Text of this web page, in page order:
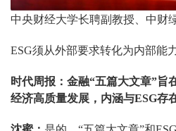
中央财经大学长聘副教授、中财
ESG须从外部要求转化为内部能
时代周报：金融“五篇大文章”旨
经济高质量发展，内涵与ESG存